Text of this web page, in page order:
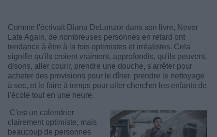
Comme l'écrivait Diana DeLonzor dans son livre, Never
Late Again, de nombreuses personnes en retard ont
tendance à être à la fois optimistes et irréalistes. Cela
signifie qu'ils croient vraiment, approfondis, qu'ils peuvent,
disons, aller courir, prendre une douche, s'arrêter pour
acheter des provisions pour le dîner, prendre le nettoyage
à sec, et le faire à temps pour aller chercher les enfants de
l'école tout en une heure.
C'est un calendrier
clairement optimiste, mais
beaucoup de personnes